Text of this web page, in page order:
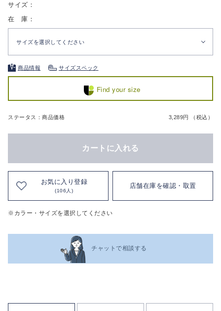
サイズ：
在 庫：
サイズを選択してください
商品情報 サイズスペック
Find your size
ステータス：商品価格 3,289円 （税込）
カートに入れる
お気に入り登録
(106人)
店舗在庫を確認・取置
※カラー・サイズを選択してください
チャットで相談する